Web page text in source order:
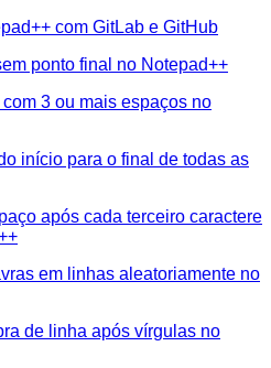
com GitLab e GitHub
ponto final no Notepad++
3 ou mais espaços no
início para o final de todas as
após cada terceiro caractere
em linhas aleatoriamente no
de linha após vírgulas no